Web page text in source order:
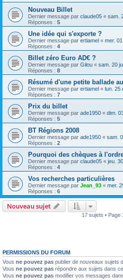
Nouveau Billet
Dernier message par claude05 « sam.
Réponses : 5
Une idée qui s'exporte ?
Dernier message par ertiamel « mer.
Réponses : 4
Billet zéro Euro AD€ ?
Dernier message par Gilou « sam. 20
Réponses : 8
Résumé d'une petite ballade
Dernier message par ertiamel « lun. 25
Réponses : 7
Prix du billet
Dernier message par ade1950 « dim.
Réponses : 5
BT Régions 2008
Dernier message par ade1950 « sam.
Réponses : 2
Pourquoi des chèques à
Dernier message par claude05 « jeu.
Réponses : 4
Vos recherches particulières
Dernier message par Jean_93 « mer.
Réponses : 6
Nouveau sujet
17 sujets • Page
PERMISSIONS DU FORUM
Vous ne pouvez pas publier de nouveaux sujets
Vous ne pouvez pas répondre aux sujets dans
Vous ne pouvez pas modifier vos messages